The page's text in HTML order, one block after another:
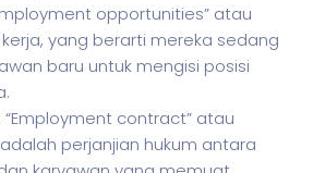
opportunities” atau
yang berarti mereka sedang
baru untuk mengisi posisi
“Employment contract” atau
perjanjian hukum antara